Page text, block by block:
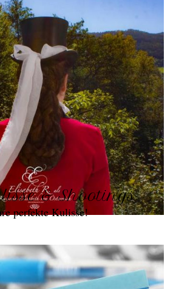
& Shootings
perfekte Kulisse!